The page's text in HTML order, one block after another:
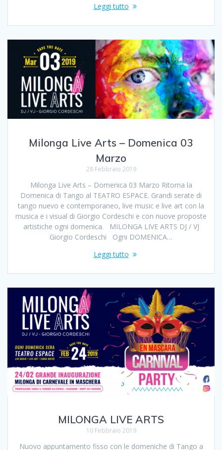
Leggi tutto
Milonga Live Arts – Domenica 03
Marzo
28 Febbraio 2019
Milonga Live Arts – Domenica 03 Marzo Ritorna la
Domenica di Tango al TEATRO ESPACE. Grandi serate di
tango nuevo e contemporaneo, live music e live art con la
musica e i visual di Giorgio Cordeschi e con nuove proposte
artistiche ogni domenica. MILONGA LIVE ARTS DJ / VJ
Giorgio Cordeschi Ogni DOMENICA…
Leggi tutto
MILONGA LIVE ARTS
10 Febbraio 2019
Nuovo appuntamento fisso con le domeniche di Tango a